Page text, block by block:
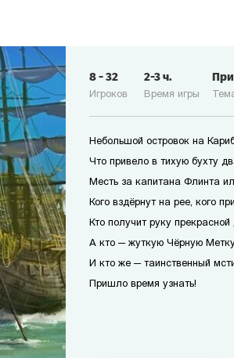
Игроков
8-32
Время игры
2-3ч.
Небольшой островок на
Что привело в тихую бухту
Месть за капитана Флинта
Кого вздёрнут на рее, кого
Кто получит руку
А кто — жуткую Чёрную
И кто же — таинственный
Пришло время узнать!